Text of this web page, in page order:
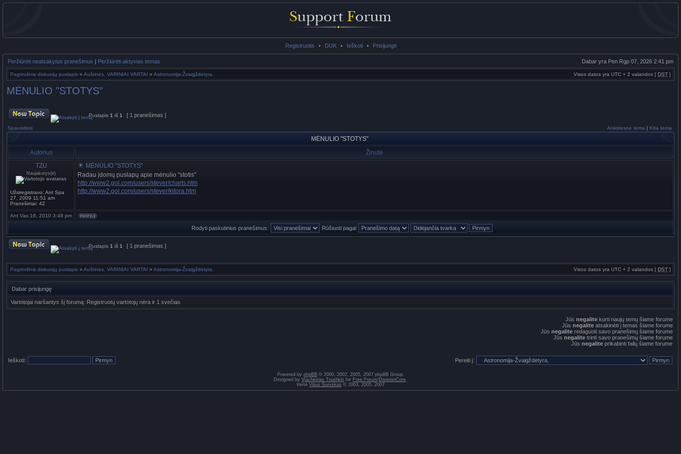
Registruotis • DUK • Ieškoti • Prisijungti
Peržiūrėti neatsakytus pranešimus | Peržiūrėti aktyvias temas Dabar yra Pen Rgp 07, 2026 2:41 pm
Pagrindinis diskusijų puslapis » Aušrinės, VARINIAI VARTAI » Astronomija-Žvaigždėtyra, Visos datos yra UTC + 2 valandos [ DST ]
MĖNULIO "STOTYS"
Puslapis 1 iš 1 [ 1 pranešimas ]
Spausdinti Ankstesnė tema | Kita tema
MĖNULIO "STOTYS"
Autorius
Žinutė
TZU
Naujakurys(ė)
Užsiregistravo: Ant Spa
27, 2009 11:51 am
Pranešimai: 42
MĖNULIO "STOTYS"
Radau įdomų puslapų apie mėnulio "stotis"
http://www2.gol.com/users/stever/charts.htm
http://www2.gol.com/users/stever/kitora.htm
Ant Vas 16, 2010 3:48 pm
Rodyti paskutinius pranešimus: Rūšiuoti pagal
Puslapis 1 iš 1 [ 1 pranešimas ]
Pagrindinis diskusijų puslapis » Aušrinės, VARINIAI VARTAI » Astronomija-Žvaigždėtyra, Visos datos yra UTC + 2 valandos [ DST ]
Dabar prisijungę
Vartotojai naršantys šį forumą: Registruotų vartotojų nėra ir 1 svečias
Jūs negalite kurti naujų temų šiame forume
Jūs negalite atsakinėti į temas šiame forume
Jūs negalite redaguoti savo pranešimų šiame forume
Jūs negalite trinti savo pranešimų šiame forume
Jūs negalite prikabinti failų šiame forume
Ieškoti: Pereiti į:
Powered by phpBB© 2000, 2002, 2005, 2007 phpBB Group.
Designed by Vjacheslav Trushkin for Free Forum/DivisionCore.
Vertė Vilius Šumskas © 2003, 2005, 2007